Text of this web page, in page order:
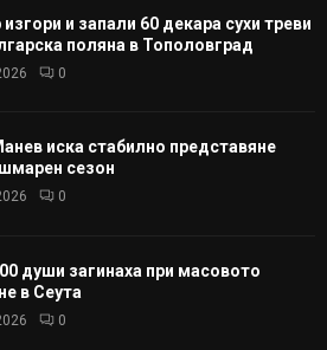
и запали 60 декара сухи треви
поляна в Тополовград
0
иска стабилно представяне
сезон
0
души загинаха при масовото
в Сеута
0